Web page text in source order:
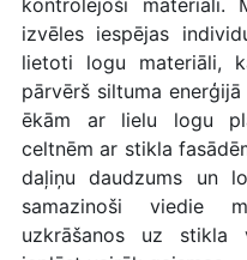
izvēles iespējas
lietoti logu materiāli,
pārvērš siltuma
ēkām ar lielu logu
celtnēm ar stikla
daļiņu daudzums un
samazinoši viedie
uzkrāšanos uz stikla